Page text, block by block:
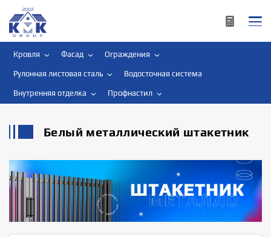
Кровля Фасад Ограждения
Рулонная листовая сталь Водосточная система
Внутренняя отделка Профнастил
Белый металлический штакетник